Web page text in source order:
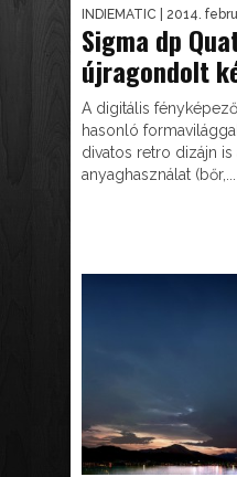
INDIEMATIC | 2014.
Sigma dp
újragondolt
A digitális
hasonló
divatos retro dizájn
anyaghasználat (bőr,...